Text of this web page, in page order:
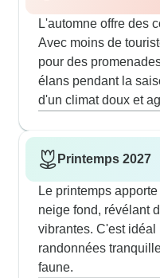
L'automne offre des
Avec moins de
pour des
élans pendant la
d'un climat doux et
Printemps 2027
Le printemps
neige fond, révélant
vibrantes. C'est
randonnées
faune.